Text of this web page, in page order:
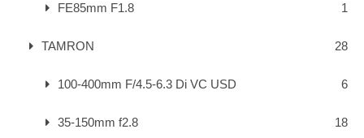
FE85mm F1.8 1
TAMRON 28
100-400mm F/4.5-6.3 Di VC USD 6
35-150mm f2.8 18